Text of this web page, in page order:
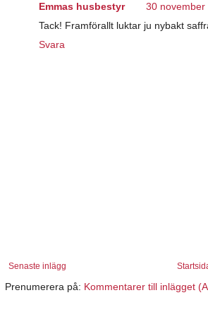
Emmas husbestyr
30
Tack! Framförallt luktar ju nybakt
Svara
Senaste inlägg
Prenumerera på: Kommentarer till inlägget